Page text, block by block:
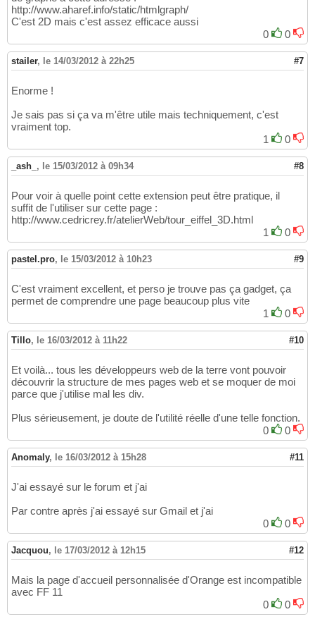
http://www.aharef.info/static/htmlgraph/
C'est 2D mais c'est assez efficace aussi
0
0
stailer, le 14/03/2012 à 22h25 #7
Enorme !
Je sais pas si ça va m'être utile mais techniquement, c'est
vraiment top.
1
0
_ash_ , le 15/03/2012 à 09h34 #8
Pour voir à quelle point cette extension peut être pratique, il
suffit de l'utiliser sur cette page :
http://www.cedricrey.fr/atelierWeb/tour_eiffel_3D.html
1
0
pastel.pro, le 15/03/2012 à 10h23 #9
C'est vraiment excellent, et perso je trouve pas ça gadget, ça
permet de comprendre une page beaucoup plus vite
1
0
Tillo, le 16/03/2012 à 11h22 #10
Et voilà... tous les développeurs web de la terre vont pouvoir
découvrir la structure de mes pages web et se moquer de moi
parce que j'utilise mal les div.
Plus sérieusement, je doute de l'utilité réelle d'une telle fonction.
0
0
Anomaly, le 16/03/2012 à 15h28 #11
J'ai essayé sur le forum et j'ai
Par contre après j'ai essayé sur Gmail et j'ai
0
0
Jacquou, le 17/03/2012 à 12h15 #12
Mais la page d'accueil personnalisée d'Orange est incompatible
avec FF 11
0
0